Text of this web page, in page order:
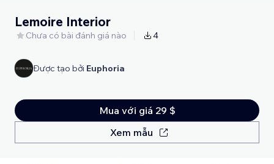
Lemoire Interior
Chưa có bài đánh giá nào 4
Được tạo bởi Euphoria
Mua với giá 29 $
Xem mẫu